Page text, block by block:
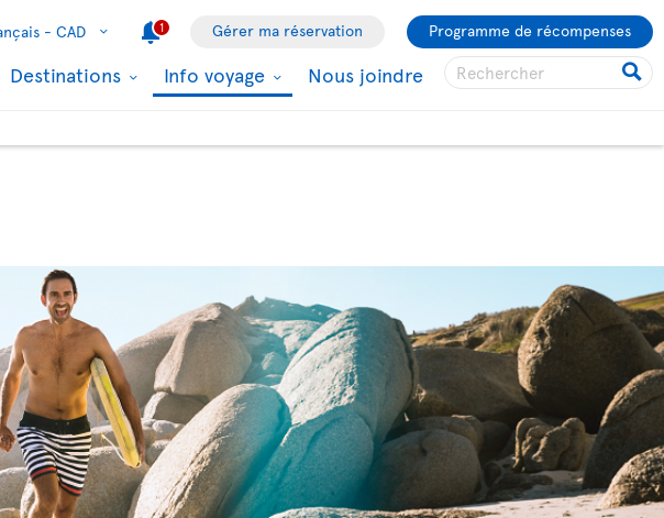
- CAD 1 Gérer ma réservation Programme de récompenses
Destinations Info voyage Nous joindre